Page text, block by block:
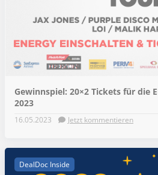
Gewinnspiel: 20×2 Tickets für die
2023
16.05.2023 Jetzt kommentieren
DealDoc Inside